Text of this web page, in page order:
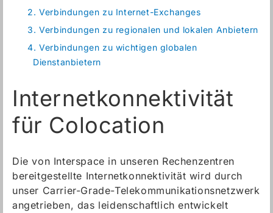
2. Verbindungen zu Internet-Exchanges
3. Verbindungen zu regionalen und lokalen Anbietern
4. Verbindungen zu wichtigen globalen
Dienstanbietern
Internetkonnektivität
für Colocation
Die von Interspace in unseren Rechenzentren
bereitgestellte Internetkonnektivität wird durch
unser Carrier-Grade-Telekommunikationsnetzwerk
angetrieben, das leidenschaftlich entwickelt